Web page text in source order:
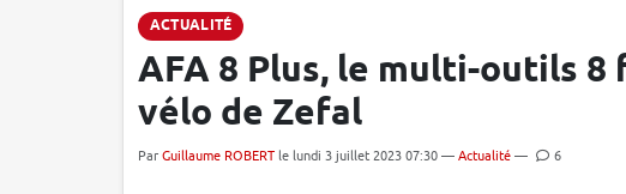
ACTUALITÉ
AFA 8 Plus, le multi-outils
vélo de Zefal
Par Guillaume ROBERT le lundi 3 juillet 2023 07:30 — Actualité — 6